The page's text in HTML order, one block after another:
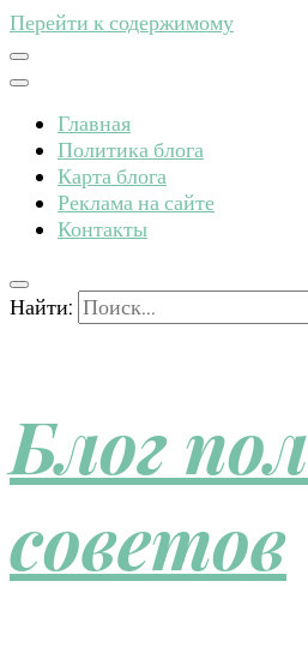
Перейти к содержимому
Главная
Политика блога
Карта блога
Реклама на сайте
Контакты
Найти:
Блог
советов